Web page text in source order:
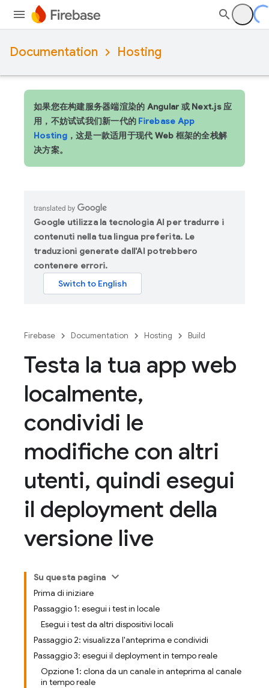
Documentation Hosting
如果您在构建服务器端渲染的 Angular 或 Next.js 应
用，不妨试试我们新一代的 Firebase App
Hosting，这是一款适用于现代 Web 框架的全栈解
决方案。
Google utilizza la tecnologia AI per tradurre i
contenuti nella tua lingua preferita. Le
traduzioni generate dall'AI potrebbero
contenere errori.
Firebase Documentation Hosting Build
Testa la tua app web
localmente,
condividi le
modifiche con altri
utenti, quindi esegui
il deployment della
versione live
Su questa pagina
Prima di iniziare
Passaggio 1: esegui i test in locale
Esegui i test da altri dispositivi locali
Passaggio 2: visualizza l'anteprima e condividi
Passaggio 3: esegui il deployment in tempo reale
Opzione 1: clona da un canale in anteprima al canale
in tempo reale